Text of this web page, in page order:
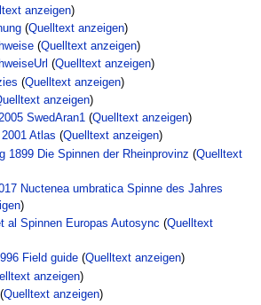
anzeigen)
(Quelltext anzeigen)
(Quelltext anzeigen)
(Quelltext anzeigen)
(Quelltext anzeigen)
anzeigen)
SwedAran1 (Quelltext anzeigen)
Atlas (Quelltext anzeigen)
1899 Die Spinnen der Rheinprovinz (Quelltext
Nuctenea umbratica Spinne des Jahres
)
al Spinnen Europas Autosync (Quelltext
Field guide (Quelltext anzeigen)
anzeigen)
(Quelltext anzeigen)